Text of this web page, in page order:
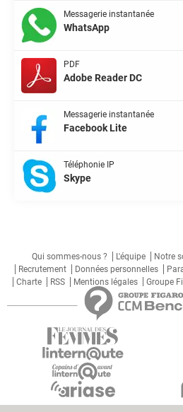
Messagerie instantanée
WhatsApp
PDF
Adobe Reader DC
Messagerie instantanée
Facebook Lite
Téléphonie IP
Skype
Qui sommes-nous ? L'équipe Notre
Recrutement
Données personnelles
Charte
RSS Mentions légales Groupe